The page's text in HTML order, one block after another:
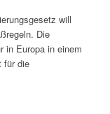
will
Die
in Europa in einem
für die